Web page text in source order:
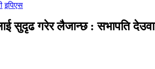
इपिएस
सुदृढ गरेर लैजान्छ : सभापति देउवा